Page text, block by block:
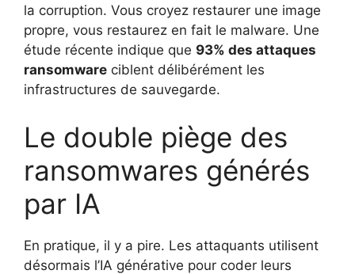
la corruption. Vous croyez restaurer une image
propre, vous restaurez en fait le malware. Une
étude récente indique que 93% des attaques
ransomware ciblent délibérément les
infrastructures de sauvegarde.
Le double piège des
ransomwares générés
par IA
En pratique, il y a pire. Les attaquants utilisent
désormais l’IA générative pour coder leurs